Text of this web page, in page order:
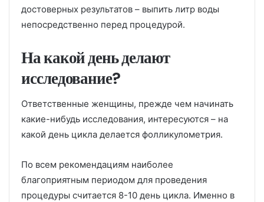
достоверных результатов – выпить литр воды
непосредственно перед процедурой.
На какой день делают
исследование?
Ответственные женщины, прежде чем начинать
какие-нибудь исследования, интересуются – на
какой день цикла делается фолликулометрия.
По всем рекомендациям наиболее
благоприятным периодом для проведения
процедуры считается 8-10 день цикла. Именно в